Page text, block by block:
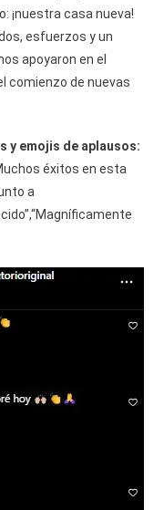
¡nuestra casa nueva!
esfuerzos y un
apoyaron en el
comienzo de nuevas
y emojis de aplausos:
éxitos en esta
a